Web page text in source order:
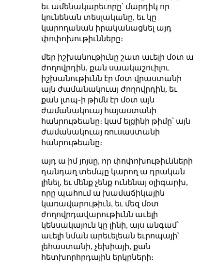
եւ ամենակարեւորը՝ մարդիկ որ
կունենան տեսլականը, եւ կը
կարողանան իրականացնել այդ
փոփոխութիւնները։
մեր իշխանութիւնը շատ աւելի մօտ ա
ժողովրդին, քան սաակաշուիլու
իշխանութիւնն էր մօտ վրաստանի
այն ժամանակուայ ժողովրդին, եւ
քան լտպ֊ի թիմն էր մօտ այն
ժամանակուայ հայաստանի
հանրութեանը։ կամ ելցինի թիմը՝ այն
ժամանակուայ ռուսաստանի
հանրութեանը։
այդ ա իմ յոյսը, որ փոփոխութիւնների
դանդաղ տեմպը կարող ա դրական
լինել, եւ մենք չենք ունենայ օլիգարխ,
որը պահում ա խամաճիկային
կառավարութիւն, եւ մեզ մօտ
ժողովրդավարութիւնն աւելի
կենսակայուն կը լինի, այս անգամ՝
աւելի նման արեւելեան եւրոպայի՝
լեհաստանի, չեխիայի, քան
հետխորհրդային երկրների։